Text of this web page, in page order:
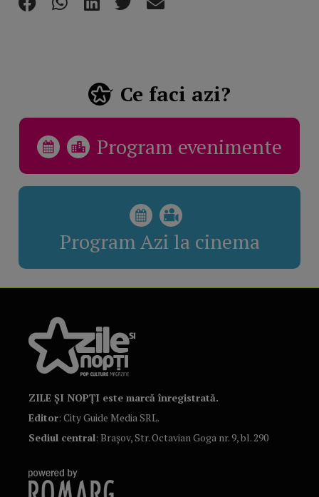
Ce faci azi?
Program evenimente
Program Azi la cinema
ZILE ȘI NOPȚI este marcă înregistrată.
Editor: City Guide Media SRL.
Sediul central: Brașov, Str. Octavian Goga nr. 9, bl. 290